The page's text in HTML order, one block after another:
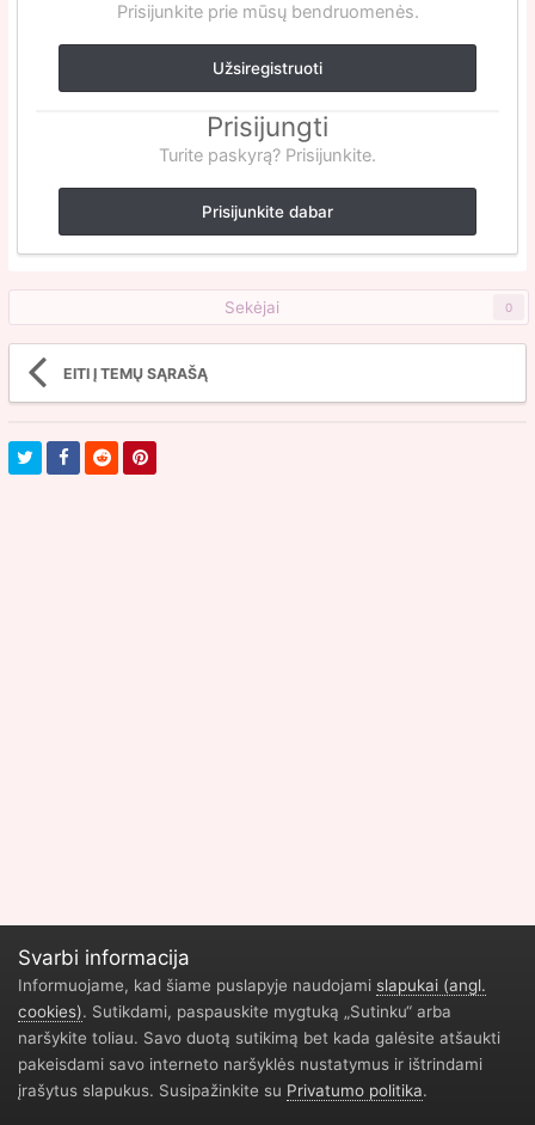
Prisijunkite prie mūsų bendruomenės.
Užsiregistruoti
Prisijungti
Turite paskyrą? Prisijunkite.
Prisijunkite dabar
Sekėjai 0
EITI Į TEMŲ SĄRAŠĄ
Privatumo politika Geliu parduotuve Vilnius
Durų restauravimas
Žaidimų naujienos
Svarbi informacija
Informuojame, kad šiame puslapyje naudojami slapukai (angl.
cookies). Sutikdami, paspauskite mygtuką „Sutinku“ arba
naršykite toliau. Savo duotą sutikimą bet kada galėsite atšaukti
pakeisdami savo interneto naršyklės nustatymus ir ištrindami
įrašytus slapukus. Susipažinkite su Privatumo politika.